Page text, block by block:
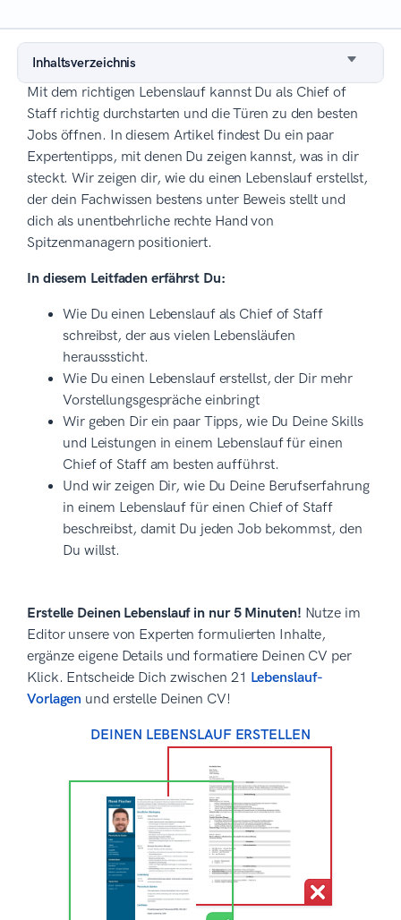
Inhaltsverzeichnis
Mit dem richtigen Lebenslauf kannst Du als Chief of
Staff richtig durchstarten und die Türen zu den besten
Jobs öffnen. In diesem Artikel findest Du ein paar
Expertentipps, mit denen Du zeigen kannst, was in dir
steckt. Wir zeigen dir, wie du einen Lebenslauf erstellst,
der dein Fachwissen bestens unter Beweis stellt und
dich als unentbehrliche rechte Hand von
Spitzenmanagern positioniert.
In diesem Leitfaden erfährst Du:
Wie Du einen Lebenslauf als Chief of Staff
schreibst, der aus vielen Lebensläufen
herausssticht.
Wie Du einen Lebenslauf erstellst, der Dir mehr
Vorstellungsgespräche einbringt
Wir geben Dir ein paar Tipps, wie Du Deine Skills
und Leistungen in einem Lebenslauf für einen
Chief of Staff am besten aufführst.
Und wir zeigen Dir, wie Du Deine Berufserfahrung
in einem Lebenslauf für einen Chief of Staff
beschreibst, damit Du jeden Job bekommst, den
Du willst.
Erstelle Deinen Lebenslauf in nur 5 Minuten! Nutze im
Editor unsere von Experten formulierten Inhalte,
ergänze eigene Details und formatiere Deinen CV per
Klick. Entscheide Dich zwischen 21 Lebenslauf-
Vorlagen und erstelle Deinen CV!
DEINEN LEBENSLAUF ERSTELLEN